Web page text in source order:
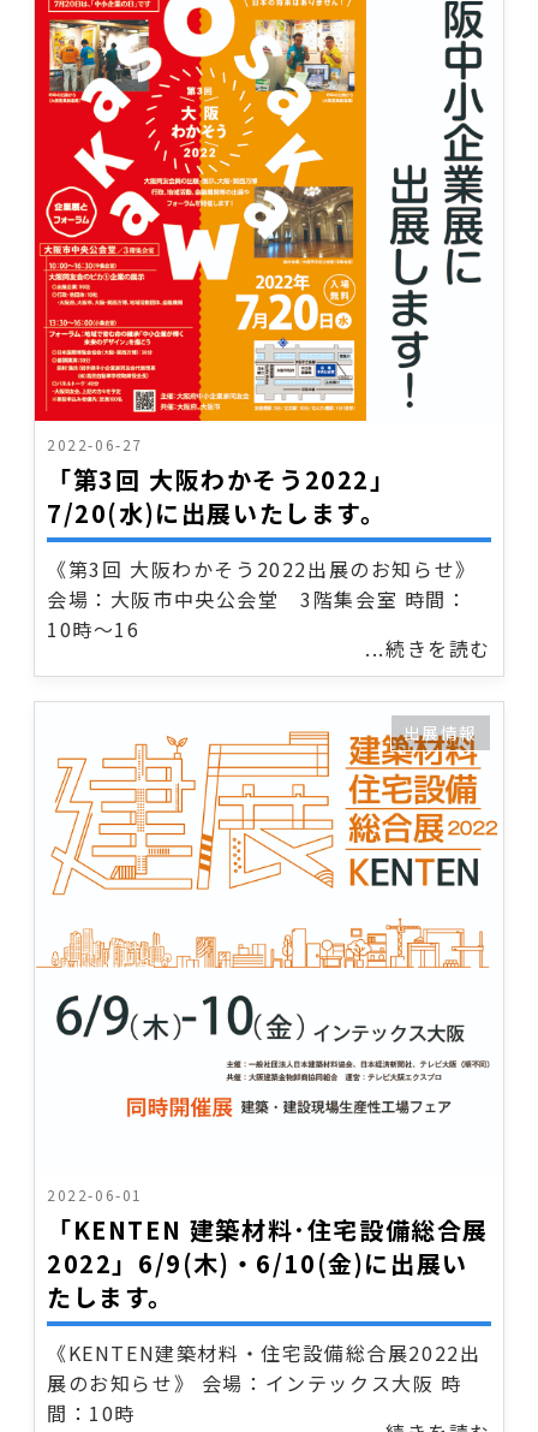
2022-06-27
「第3回 大阪わかそう2022」
7/20(水)に出展いたします。
《第3回 大阪わかそう2022出展のお知らせ》
会場：大阪市中央公会堂 3階集会室 時間：
10時～16
...続きを読む
2022-06-01
「KENTEN 建築材料･住宅設備総合展
2022」6/9(木)・6/10(金)に出展い
たします。
出展情報
《KENTEN建築材料・住宅設備総合展2022出
展のお知らせ》 会場：インテックス大阪 時
間：10時